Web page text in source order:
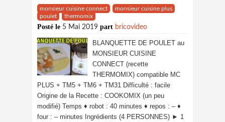
monsieur cuisine connect
monsieur cuisine plus
poulet
thermomix
Posté le 5 Mai 2019 part bricovideo
BLANQUETTE DE POULET au
MONSIEUR CUISINE
CONNECT (recette
THERMOMIX) compatible MC
PLUS + TM5 + TM6 + TM31 Difficulté : facile
Origine de la Recette : COOKOMIX (un peu
modifié) Temps ♦ robot : 40 minutes ♦ repos : – ♦
four : – minutes Ingrédients (4 PERSONNES) ► 1